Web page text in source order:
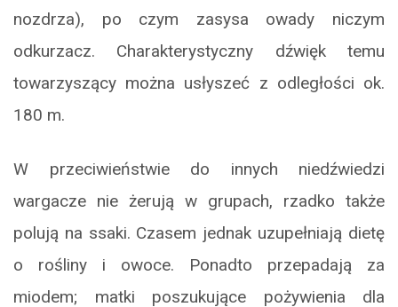
nozdrza), po czym zasysa owady niczym
odkurzacz. Charakterystyczny dźwięk temu
towarzyszący można usłyszeć z odległości ok.
180 m.
W przeciwieństwie do innych niedźwiedzi
wargacze nie żerują w grupach, rzadko także
polują na ssaki. Czasem jednak uzupełniają dietę
o rośliny i owoce. Ponadto przepadają za
miodem; matki poszukujące pożywienia dla